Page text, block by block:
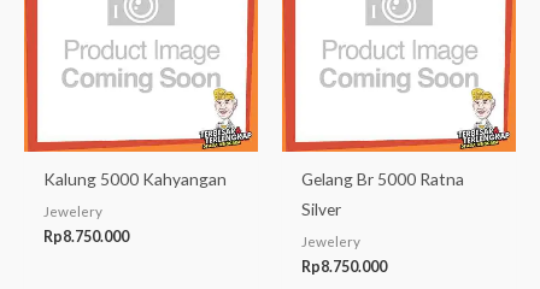
Kalung 5000 Kahyangan
Jewelery
Rp8.750.000
Gelang Br 5000 Ratna
Silver
Jewelery
Rp8.750.000